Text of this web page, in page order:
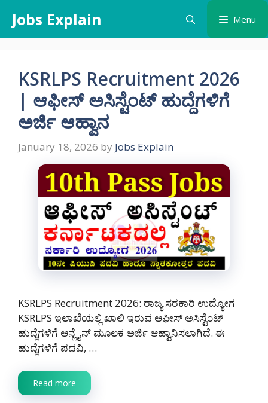
content
Jobs Explain Menu
KSRLPS Recruitment 2026
| ಆಫೀಸ್ ಅಸಿಸ್ಟೆಂಟ್ ಹುದ್ದೆಗಳಿಗೆ
ಅರ್ಜಿ ಆಹ್ವಾನ
January 18, 2026 by Jobs Explain
KSRLPS Recruitment 2026: ರಾಜ್ಯ ಸರಕಾರಿ ಉದ್ಯೋಗ
KSRLPS ಇಲಾಖೆಯಲ್ಲಿ ಖಾಲಿ ಇರುವ ಆಫೀಸ್ ಅಸಿಸ್ಟೆಂಟ್
ಹುದ್ದೆಗಳಿಗೆ ಆನ್ಲೈನ್ ಮೂಲಕ ಅರ್ಜಿ ಆಹ್ವಾನಿಸಲಾಗಿದೆ. ಈ
ಹುದ್ದೆಗಳಿಗೆ ಪದವಿ, …
Read more